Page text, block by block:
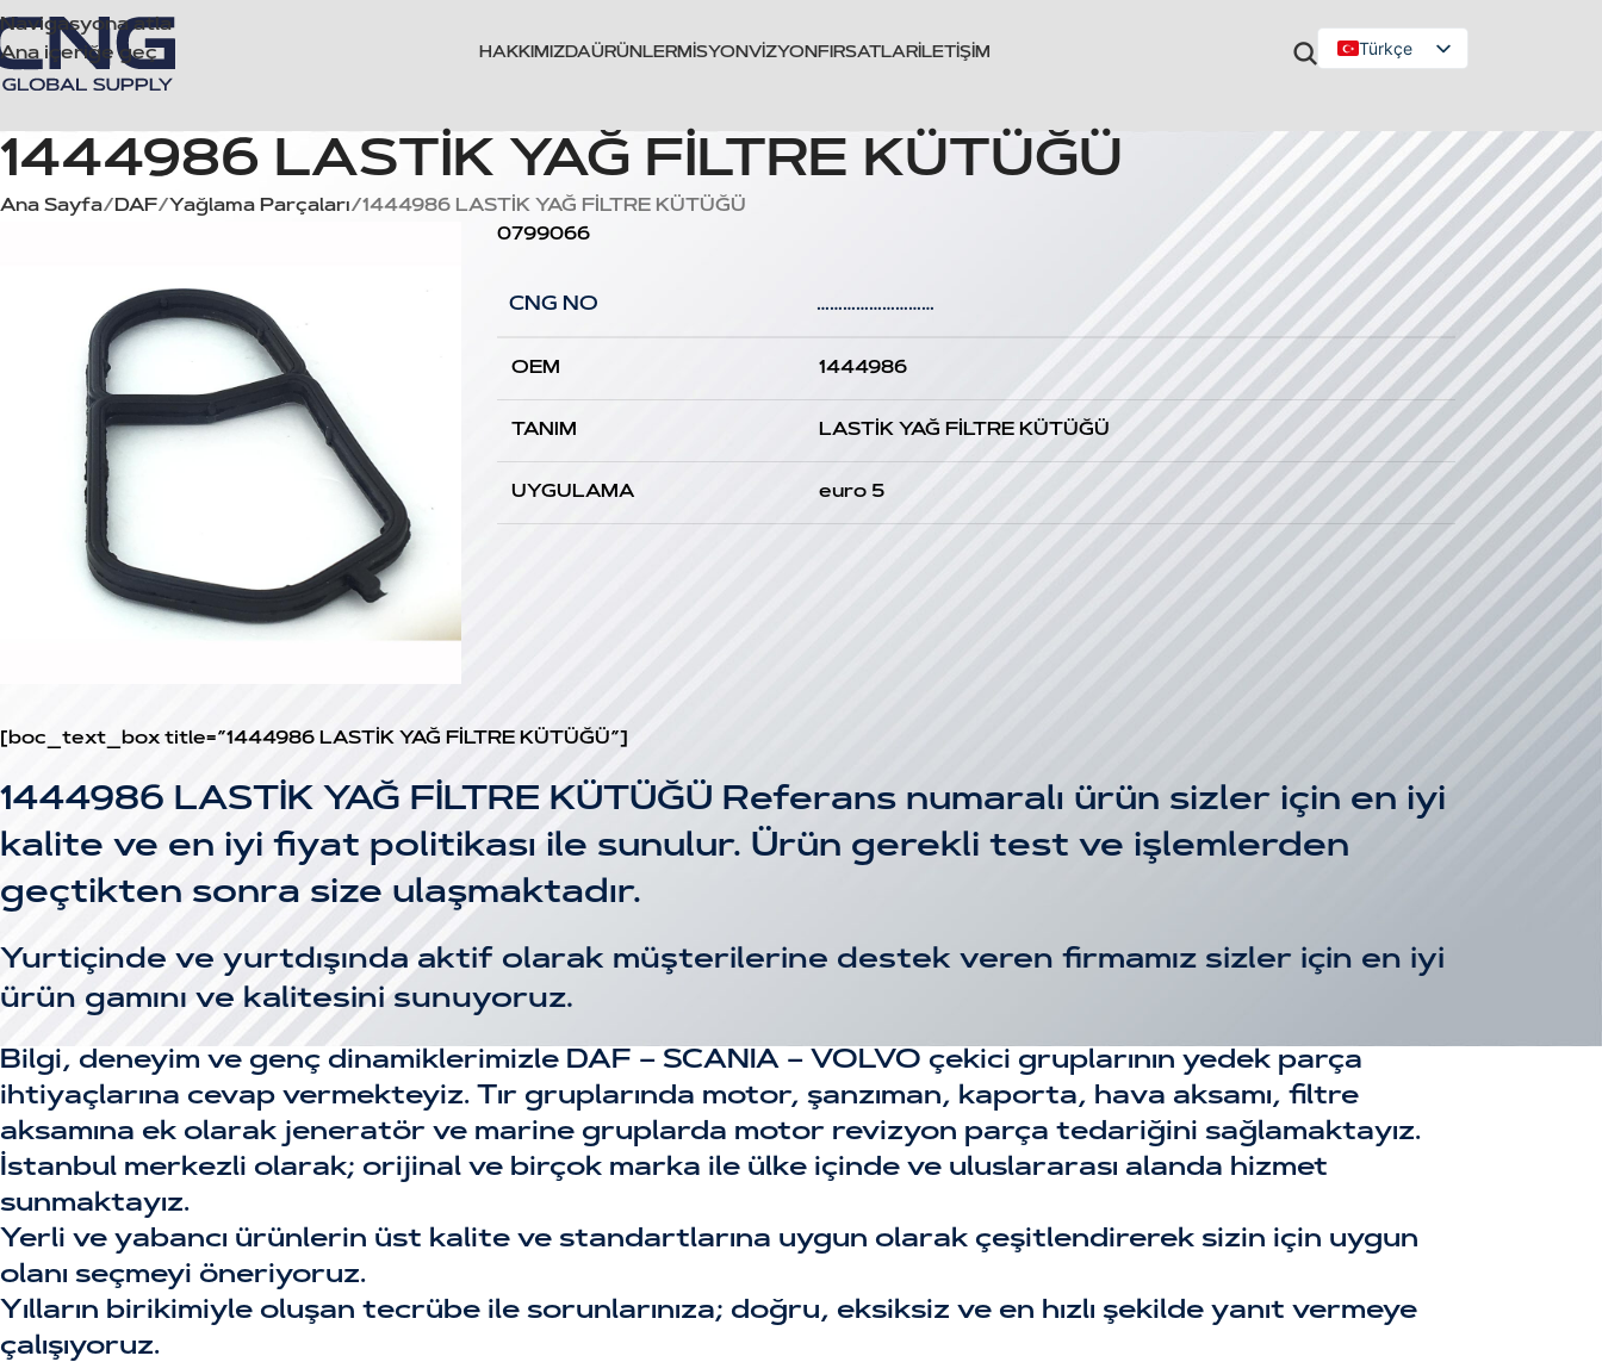
Navigasyona atla
Ana içeriğe geç
HAKKIMIZDAÜRÜNLERMISYON VIZYON FIRSATLARİLETIŞIM
Türkçe
1444986 LASTİK YAĞ FİLTRE KÜTÜĞÜ
Ana Sayfa DAF Yağlama Parçaları
1444986 LASTİK YAĞ FİLTRE KÜTÜĞÜ
0799066
CNG NO ………………………
OEM 1444986
TANIM LASTİK YAĞ FİLTRE KÜTÜĞÜ
UYGULAMA euro 5
[boc_text_box title=”1444986 LASTİK YAĞ FİLTRE KÜTÜĞÜ”]
1444986 LASTİK YAĞ FİLTRE KÜTÜĞÜ Referans numaralı ürün sizler için en iyi
kalite ve en iyi fiyat politikası ile sunulur. Ürün gerekli test ve işlemlerden
geçtikten sonra size ulaşmaktadır.
Yurtiçinde ve yurtdışında aktif olarak müşterilerine destek veren firmamız sizler için en iyi
ürün gamını ve kalitesini sunuyoruz.
Bilgi, deneyim ve genç dinamiklerimizle DAF – SCANIA – VOLVO çekici gruplarının yedek parça
ihtiyaçlarına cevap vermekteyiz. Tır gruplarında motor, şanzıman, kaporta, hava aksamı, filtre
aksamına ek olarak jeneratör ve marine gruplarda motor revizyon parça tedariğini sağlamaktayız.
İstanbul merkezli olarak; orijinal ve birçok marka ile ülke içinde ve uluslararası alanda hizmet
sunmaktayız.
Yerli ve yabancı ürünlerin üst kalite ve standartlarına uygun olarak çeşitlendirerek sizin için uygun
olanı seçmeyi öneriyoruz.
Yılların birikimiyle oluşan tecrübe ile sorunlarınıza; doğru, eksiksiz ve en hızlı şekilde yanıt vermeye
çalışıyoruz.